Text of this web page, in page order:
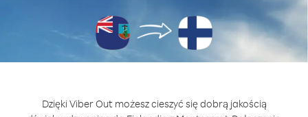
Dzięki Viber Out możesz cieszyć się dobrą jakością